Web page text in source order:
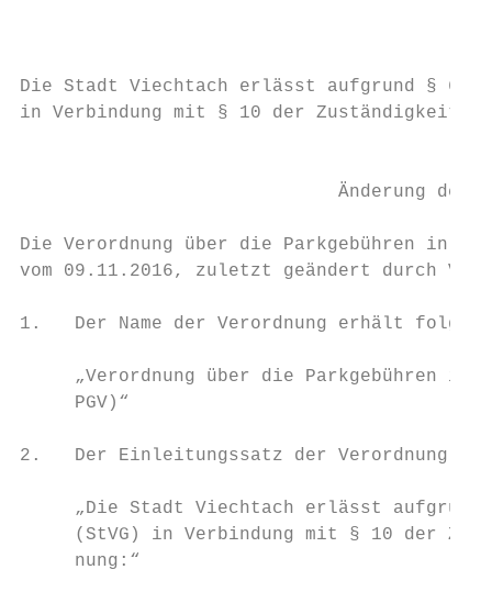
Die Stadt Viechtach erlässt aufgrund § 6a
in Verbindung mit § 10 der
Änderung der
Die Verordnung über die Parkgebühren in
vom 09.11.2016, zuletzt geändert durch
1.   Der Name der Verordnung erhält
„Verordnung über die Parkgebühren in
     PGV)“
2.   Der Einleitungssatz der Verordnung
„Die Stadt Viechtach erlässt
(StVG) in Verbindung mit § 10 der
     nung:“